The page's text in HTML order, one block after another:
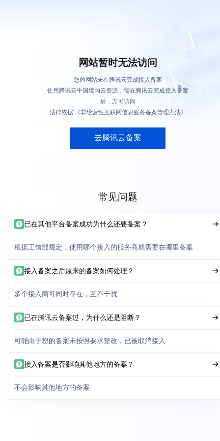
网站暂时无法访问
您的网站未在腾讯云完成接入备案
使用腾讯云中国境内云资源，需在腾讯云完成接入备案
后，方可访问
法律依据:《非经营性互联网信息服务备案管理办法》
去腾讯云备案
常见问题
已在其他平台备案成功为什么还要备案？
根据工信部规定，使用哪个接入的服务商就需要在哪里备案
接入备案之后原来的备案如何处理？
多个接入商可同时存在，互不干扰
已在腾讯云备案过，为什么还是阻断？
可能由于您的备案未按照要求整改，已被取消接入
接入备案是否影响其他地方的备案？
不会影响其他地方的备案